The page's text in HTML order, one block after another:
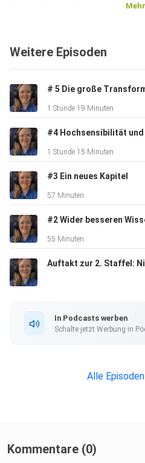
Human Design Reading überMehr
Weitere Episoden
1 Stunde 19 Minuten
#4 Hochsensibilität und
1 Stunde 15 Minuten
#3 Ein neues Kapitel
57 Minuten
#2 Wider besseren
55 Minuten
In Podcasts werben
Schalte jetzt Werbung in
Alle
Kommentare (0)